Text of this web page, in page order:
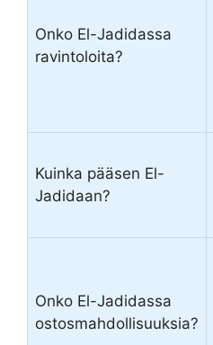
Onko El-Jadidassa
ravintoloita?
Kuinka pääsen El-
Jadidaan?
Onko El-Jadidassa
ostosmahdollisuuksia?